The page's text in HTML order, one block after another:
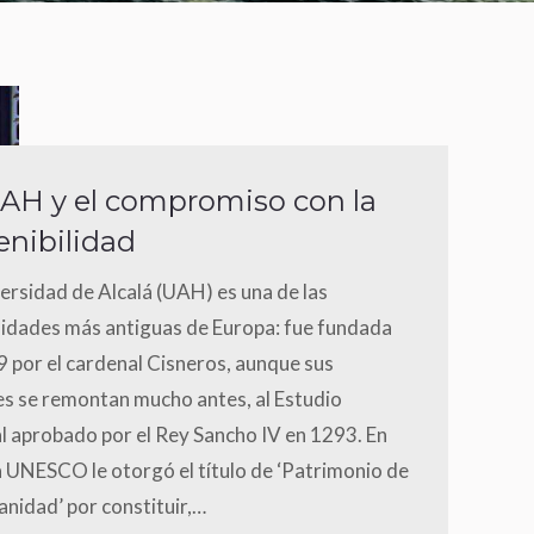
y el compromiso con la
de Alcalá (UAH) es una de las
más antiguas de Europa: fue fundada
por el cardenal Cisneros, aunque sus
se remontan mucho antes, al Estudio
aprobado por el Rey Sancho IV en 1293. En
UNESCO le otorgó el título de ‘Patrimonio de
por constituir,…